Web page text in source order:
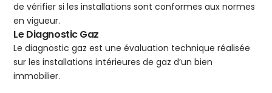
de vérifier si les installations sont conformes aux normes
en vigueur.
Le Diagnostic Gaz
Le diagnostic gaz est une évaluation technique réalisée
sur les installations intérieures de gaz d’un bien
immobilier.